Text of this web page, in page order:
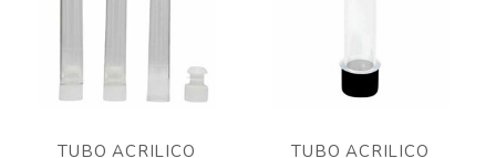
TUBO ACRILICO
TUBO ACRILICO